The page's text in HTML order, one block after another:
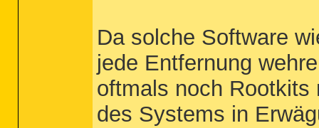
Da solche Software
jede Entfernung
oftmals noch
des Systems in